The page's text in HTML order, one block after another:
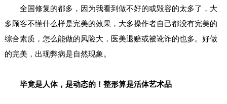
全国修复的都多，因为我看到做不好的或毁容的太多了，大
多顾客不懂什么样是完美的效果，大多操作者自己都没有完美的
综合素质，怎么能做的风险大，医美退赔或被讹诈的也多。好做
的完美，出现弊病是自然现象。
毕竟是人体，是动态的！整形算是活体艺术品